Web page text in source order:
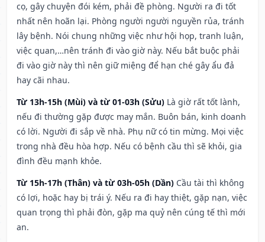
cọ, gây chuyện đói kém, phải đề phòng. Người ra đi tốt
nhất nên hoãn lại. Phòng người người nguyền rủa, tránh
lây bệnh. Nói chung những việc như hội họp, tranh luận,
việc quan,…nên tránh đi vào giờ này. Nếu bắt buộc phải
đi vào giờ này thì nên giữ miệng để hạn ché gây ẩu đả
hay cãi nhau.
Từ 13h-15h (Mùi) và từ 01-03h (Sửu) Là giờ rất tốt lành,
nếu đi thường gặp được may mắn. Buôn bán, kinh doanh
có lời. Người đi sắp về nhà. Phụ nữ có tin mừng. Mọi việc
trong nhà đều hòa hợp. Nếu có bệnh cầu thì sẽ khỏi, gia
đình đều mạnh khỏe.
Từ 15h-17h (Thân) và từ 03h-05h (Dần) Cầu tài thì không
có lợi, hoặc hay bị trái ý. Nếu ra đi hay thiệt, gặp nạn, việc
quan trọng thì phải đòn, gặp ma quỷ nên cúng tế thì mới
an.